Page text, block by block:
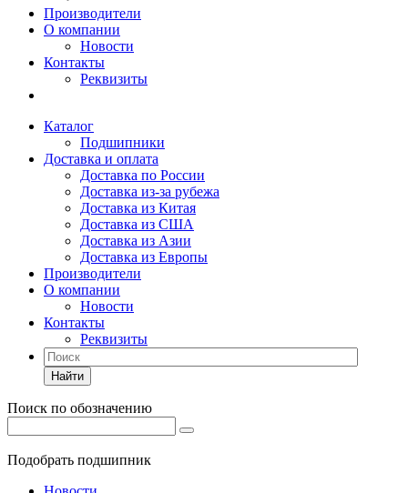
Производители
О компании
Новости
Контакты
Реквизиты
Каталог
Подшипники
Доставка и оплата
Доставка по России
Доставка из-за рубежа
Доставка из Китая
Доставка из США
Доставка из Азии
Доставка из Европы
Производители
О компании
Новости
Контакты
Реквизиты
Найти
Поиск по обозначению
Подобрать подшипник